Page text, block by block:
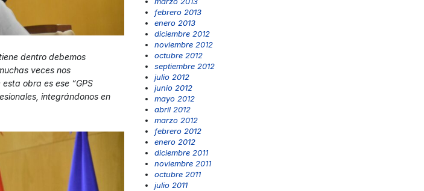
dentro debemos
veces nos
obra es ese “GPS
integrándonos en
febrero 2013
enero 2013
diciembre 2012
noviembre 2012
octubre 2012
septiembre 2012
julio 2012
junio 2012
mayo 2012
abril 2012
marzo 2012
febrero 2012
enero 2012
diciembre 2011
noviembre 2011
octubre 2011
julio 2011